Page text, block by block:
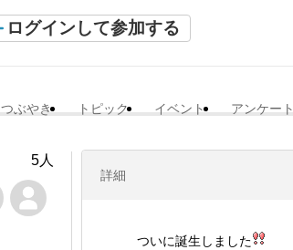
ログインして参加する
つぶやき トピック イベント アンケート
詳細
ついに誕生しました
5人